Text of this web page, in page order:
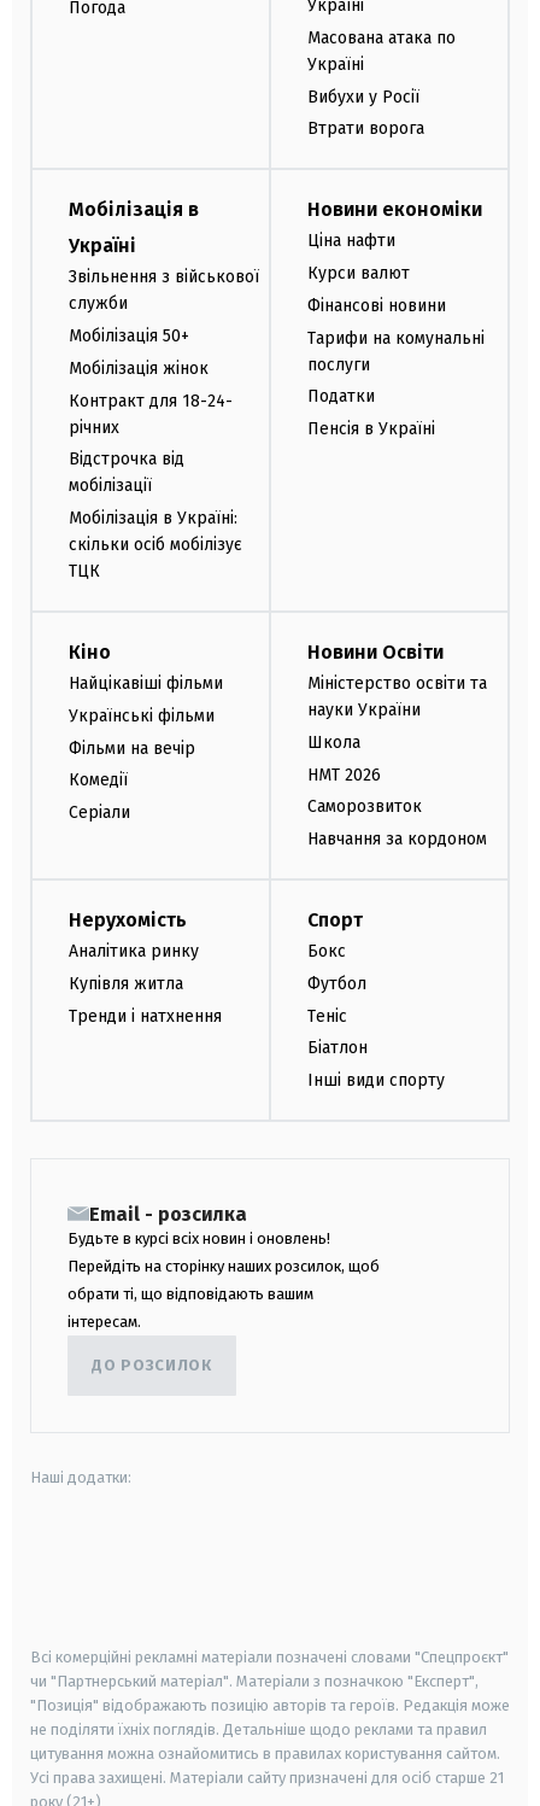
Погода
Україні
Масована атака по
Україні
Вибухи у Росії
Втрати ворога
Мобілізація в
Україні
Звільнення з військової
служби
Мобілізація 50+
Мобілізація жінок
Контракт для 18-24-
річних
Відстрочка від
мобілізації
Мобілізація в Україні:
скільки осіб мобілізує
ТЦК
Новини економіки
Ціна нафти
Курси валют
Фінансові новини
Тарифи на комунальні
послуги
Податки
Пенсія в Україні
Кіно
Найцікавіші фільми
Українські фільми
Фільми на вечір
Комедії
Серіали
Новини Освіти
Міністерство освіти та
науки України
Школа
НМТ 2026
Саморозвиток
Навчання за кордоном
Нерухомість
Аналітика ринку
Купівля житла
Тренди і натхнення
Спорт
Бокс
Футбол
Теніс
Біатлон
Інші види спорту
Email - розсилка
Будьте в курсі всіх новин і оновлень!
Перейдіть на сторінку наших розсилок, щоб
обрати ті, що відповідають вашим
інтересам.
ДО РОЗСИЛОК
Наші додатки:
Всі комерційні рекламні матеріали позначені словами "Спецпроєкт"
чи "Партнерський матеріал". Матеріали з позначкою "Експерт",
"Позиція" відображають позицію авторів та героїв. Редакція може
не поділяти їхніх поглядів. Детальніше щодо реклами та правил
цитування можна ознайомитись в правилах користування сайтом.
Усі права захищені. Матеріали сайту призначені для осіб старше 21
року (21+)